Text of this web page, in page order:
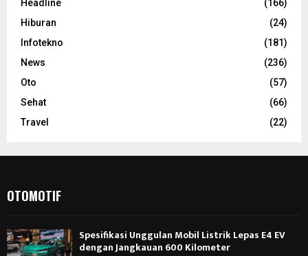
Headline
(166)
Hiburan
(24)
Infotekno
(181)
News
(236)
Oto
(57)
Sehat
(66)
Travel
(22)
OTOMOTIF
Spesifikasi Unggulan Mobil Listrik Lepas E4 EV
dengan Jangkauan 600 Kilometer